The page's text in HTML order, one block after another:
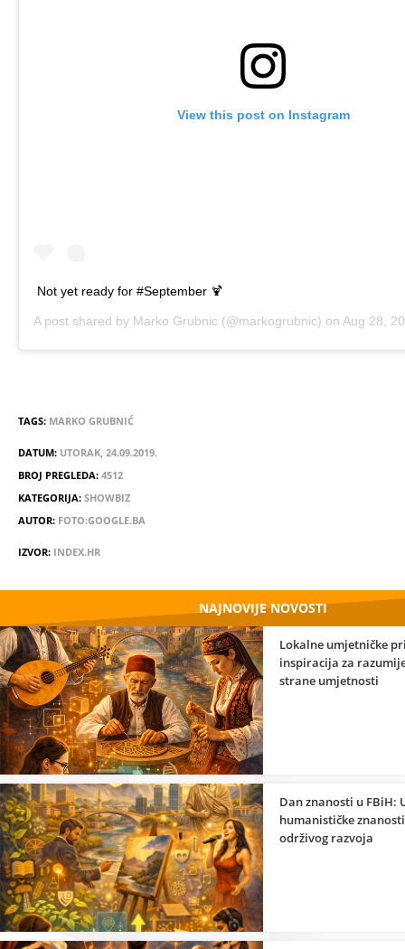
View this post on Instagram
Not yet ready for #September 🍹
A post shared by Marko Grubnic (@markogrubnic) on Aug 28, 2019
TAGS: MARKO GRUBNIĆ
DATUM: UTORAK, 24.09.2019.
BROJ PREGLEDA: 4512
KATEGORIJA: SHOWBIZ
AUTOR: FOTO:GOOGLE.BA
IZVOR: INDEX.HR
NAJNOVIJE NOVOSTI
Lokalne umjetničke
inspiracija za
strane umjetnosti
Dan znanosti u FBiH:
humanističke
održivog razvoja